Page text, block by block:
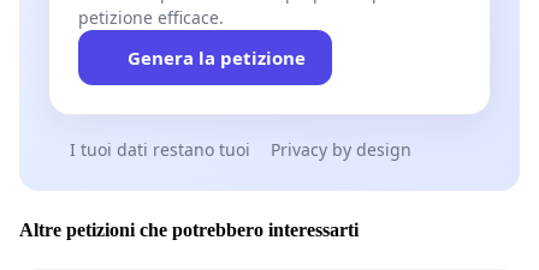
petizione efficace.
Genera la petizione
I tuoi dati restano tuoi Privacy by design
Altre petizioni che potrebbero interessarti